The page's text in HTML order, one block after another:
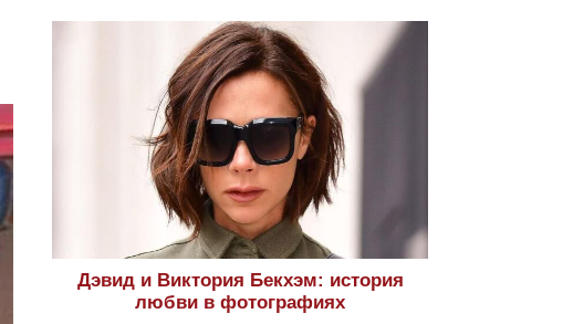
Дэвид и Виктория Бекхэм: история
любви в фотографиях